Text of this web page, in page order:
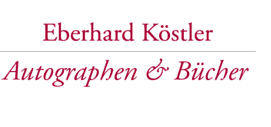
Navigation